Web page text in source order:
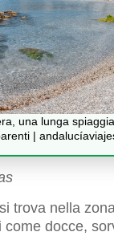
una lunga
|
trova nella
come docce,